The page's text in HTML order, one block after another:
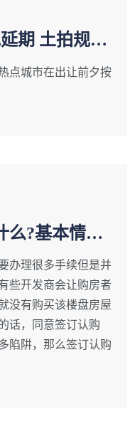
期 土拍规则
点城市在出让前夕按
么?基本情况
办理很多手续但是并
些开发商会让购房者
没有购买该楼盘房屋
话，同意签订认购
陷阱，那么签订认购